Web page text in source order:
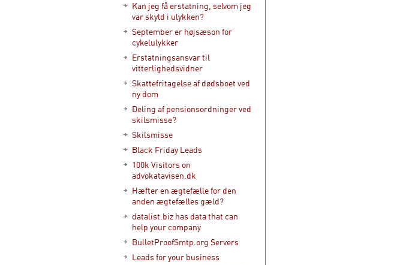
Kan jeg få erstatning, selvom jeg
var skyld i ulykken?
September er højsæson for
cykelulykker
Erstatningsansvar til
vitterlighedsvidner
Skattefritagelse af dødsboet ved
ny dom
Deling af pensionsordninger ved
skilsmisse?
Skilsmisse
Black Friday Leads
100k Visitors on
advokatavisen.dk
Hæfter en ægtefælle for den
anden ægtefælles gæld?
datalist.biz has data that can
help your company
BulletProofSmtp.org Servers
Leads for your business